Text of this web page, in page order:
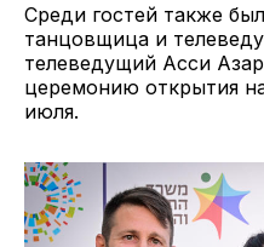
Среди гостей также
танцовщица и
телеведущий Асси
церемонию открытия
июля.